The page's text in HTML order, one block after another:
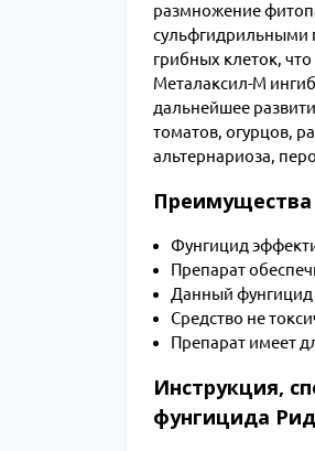
размножение
сульфгидрильными
грибных клеток,
Металаксил-М
дальнейшее
томатов, огурцов,
альтернариоза,
Преимущества
Фунгицид
Препарат
Данный фунгицид
Средство не
Препарат имеет
Инструкция,
фунгицида